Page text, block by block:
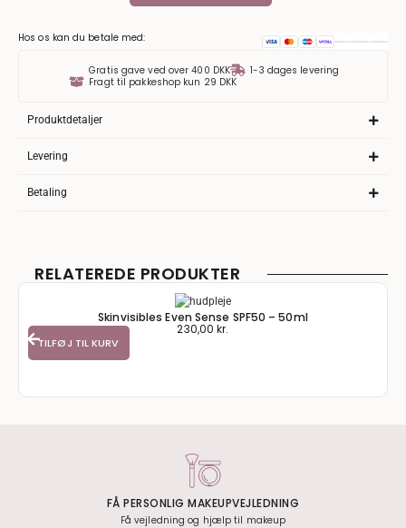
Gratis gave ved over 400 DKK
1-3 dages levering
Fragt til pakkeshop kun 29 DKK
Hos os kan du betale med:
Produktdetaljer
Levering
Betaling
RELATEREDE PRODUKTER
Skinvisibles Even Sense SPF50 – 50ml
230,00kr.
TILFØJ TIL KURV
FÅ PERSONLIG MAKEUPVEJLEDNING
Få vejledning og hjælp til makeup